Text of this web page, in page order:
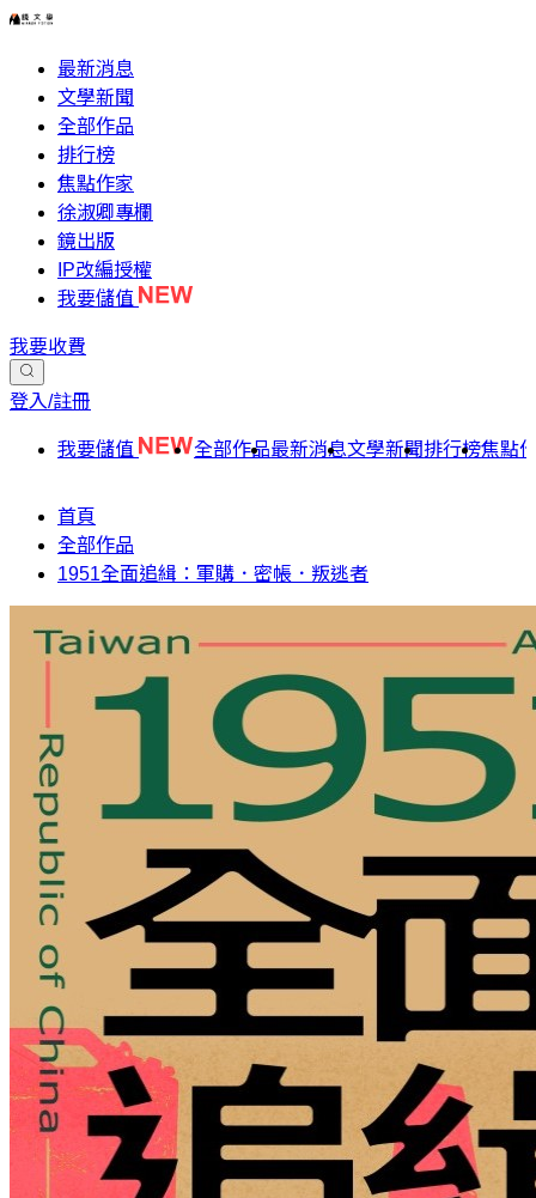
最新消息
文學新聞
全部作品
排行榜
焦點作家
徐淑卿專欄
鏡出版
IP改編授權
我要儲值
我要收費
登入/註冊
我要儲值 全部作品最新消息文學新聞排行榜焦點
首頁
全部作品
1951全面追緝：軍購．密帳．叛逃者